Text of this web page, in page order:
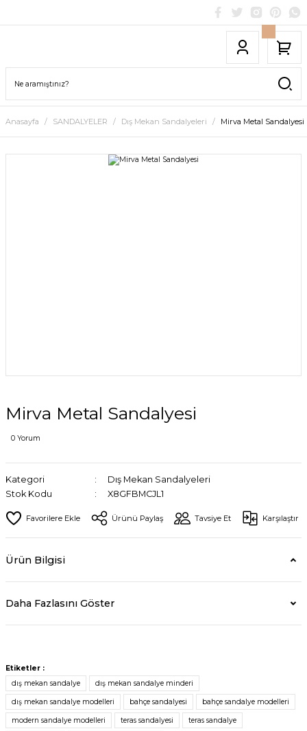
Anasayfa SANDALYELER Dış Mekan Sandalyeleri Mirva Metal Sandalyesi
Mirva Metal Sandalyesi
0 Yorum
Kategori
Dış Mekan Sandalyeleri
Stok Kodu
X8GFBMCJL1
Ürünü Paylaş Tavsiye Et Karşılaştır
Ürün Bilgisi
Daha Fazlasını Göster
Etiketler :
dış mekan sandalye
dış mekan sandalye minderi
dış mekan sandalye modelleri bahçe sandalyesi bahçe sandalye modelleri
modern sandalye modelleri teras sandalyesi teras sandalye